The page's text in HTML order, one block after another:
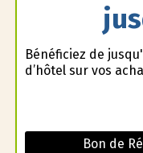
Bénéficiez de
d’hôtel sur vos
Bon de